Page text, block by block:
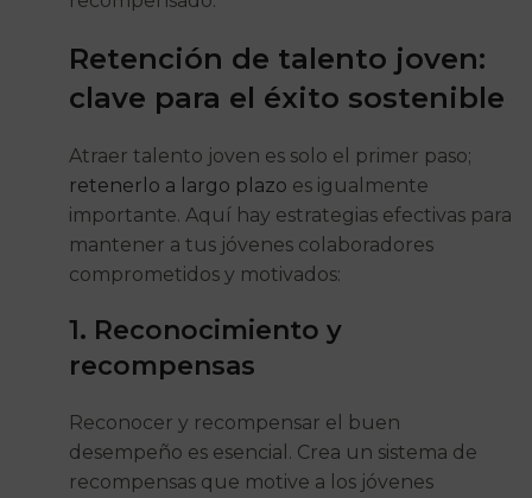
Retención de talento joven:
clave para el éxito sostenible
Atraer talento joven es solo el primer paso;
retenerlo a largo plazo es igualmente
importante. Aquí hay estrategias efectivas para
mantener a tus jóvenes colaboradores
comprometidos y motivados:
1. Reconocimiento y
recompensas
Reconocer y recompensar el buen
desempeño es esencial. Crea un sistema de
recompensas que motive a los jóvenes